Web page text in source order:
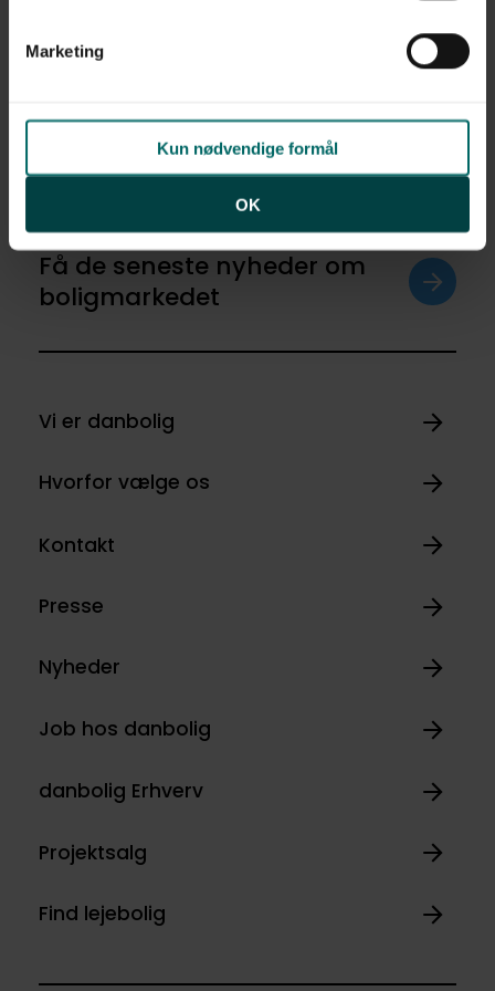
af personoplysninger finder du i vores
privatlivspolitik.
Marketing
Kun nødvendige formål
OK
Opret med egne
Få de seneste nyheder om
boligmarkedet
Vi er danbolig
Hvorfor vælge os
Kontakt
Presse
Nyheder
Job hos danbolig
danbolig Erhverv
Projektsalg
Find lejebolig